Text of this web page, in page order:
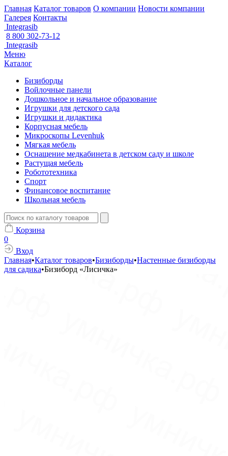
Главная Каталог товаров О компании Новости компании
Галерея Контакты
Integrasib
8 800 302-73-12
Integrasib
Меню
Каталог
Бизиборды
Войлочные панели
Дошкольное и начальное образование
Игрушки для детского сада
Игрушки и дидактика
Корпусная мебель
Микроскопы Levenhuk
Мягкая мебель
Оснащение медкабинета в детском саду и школе
Растущая мебель
Робототехника
Спорт
Финансовое воспитание
Школьная мебель
Корзина
0
Вход
Главная•Каталог товаров•Бизиборды•Настенные бизиборды
для садика•Бизиборд «Лисичка»